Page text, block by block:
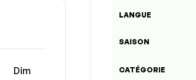
Dim
LANGUE
SAISON
CATÉGORIE